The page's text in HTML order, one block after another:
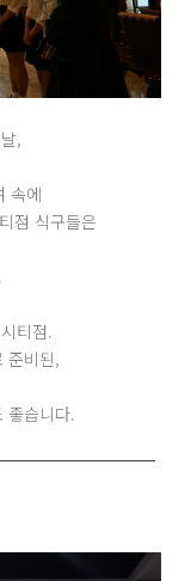
,
속에
점 식구들은
티점.
준비된,
좋습니다.